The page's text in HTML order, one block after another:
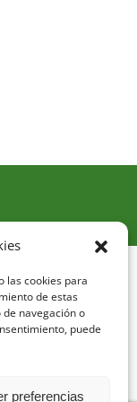
las cookies para
de estas
navegación o
puede
preferencias
de cookies